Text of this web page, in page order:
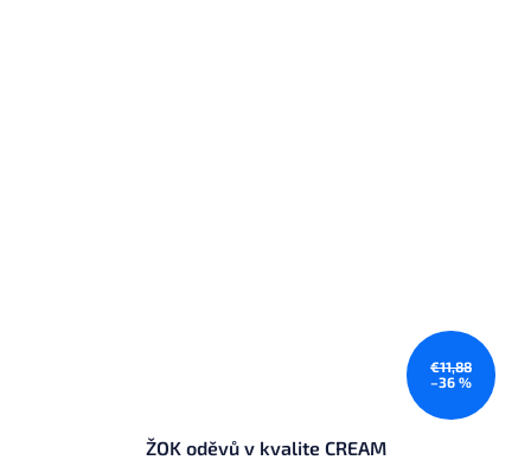
€11,88
–36 %
ŽOK oděvů v kvalite CREAM